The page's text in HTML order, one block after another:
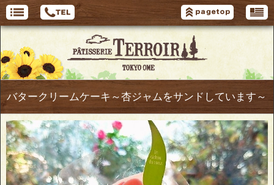
バタークリームケーキ～杏ジャムをサンドしています～